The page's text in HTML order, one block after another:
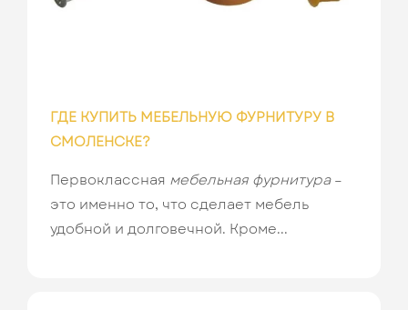
ГДЕ КУПИТЬ МЕБЕЛЬНУЮ ФУРНИТУРУ В
СМОЛЕНСКЕ?
Первоклассная мебельная фурнитура–
это именно то, что сделает мебель
удобной и долговечной. Кроме...